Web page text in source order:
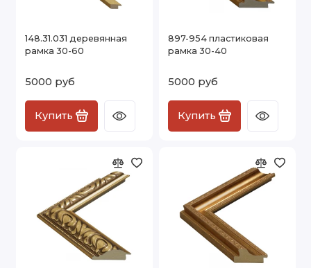
148.31.031 деревянная
рамка 30-60
5000 руб
Купить
897-954 пластиковая
рамка 30-40
5000 руб
Купить